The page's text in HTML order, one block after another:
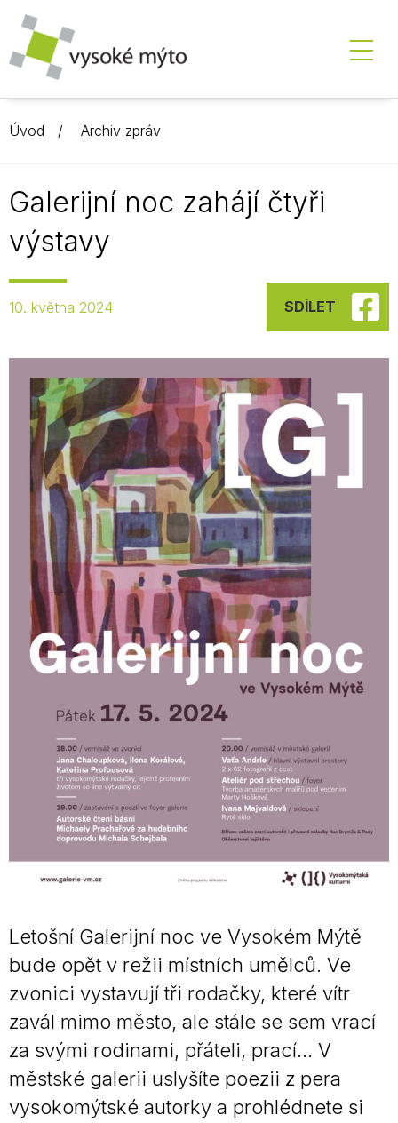
Úvod Archiv zpráv
Galerijní noc zahájí čtyři
výstavy
10. května 2024 SDÍLET
Letošní Galerijní noc ve Vysokém Mýtě
bude opět v režii místních umělců. Ve
zvonici vystavují tři rodačky, které vítr
zavál mimo město, ale stále se sem vrací
za svými rodinami, přáteli, prací… V
městské galerii uslyšíte poezii z pera
vysokomýtské autorky a prohlédnete si